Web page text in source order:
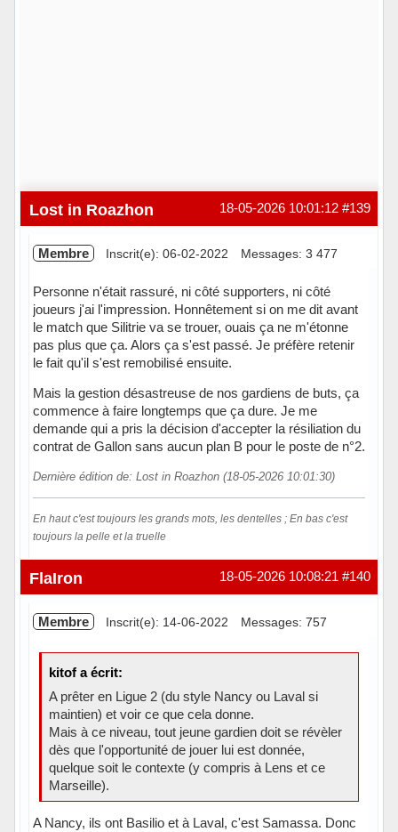
#139
18-05-2026 10:01:12
Lost in Roazhon
Membre Inscrit(e): 06-02-2022 Messages: 3 477
Personne n'était rassuré, ni côté supporters, ni côté
joueurs j'ai l'impression. Honnêtement si on me dit avant
le match que Silitrie va se trouer, ouais ça ne m'étonne
pas plus que ça. Alors ça s'est passé. Je préfère retenir
le fait qu'il s'est remobilisé ensuite.
Mais la gestion désastreuse de nos gardiens de buts, ça
commence à faire longtemps que ça dure. Je me
demande qui a pris la décision d'accepter la résiliation du
contrat de Gallon sans aucun plan B pour le poste de n°2.
Dernière édition de: Lost in Roazhon (18-05-2026 10:01:30)
En haut c'est toujours les grands mots, les dentelles ; En bas c'est
toujours la pelle et la truelle
Hors ligne #140
18-05-2026 10:08:21
FlaIron
Membre Inscrit(e): 14-06-2022 Messages: 757
kitof a écrit:
A prêter en Ligue 2 (du style Nancy ou Laval si
maintien) et voir ce que cela donne.
Mais à ce niveau, tout jeune gardien doit se révèler
dès que l'opportunité de jouer lui est donnée,
quelque soit le contexte (y compris à Lens et ce
Marseille).
A Nancy, ils ont Basilio et à Laval, c'est Samassa. Donc